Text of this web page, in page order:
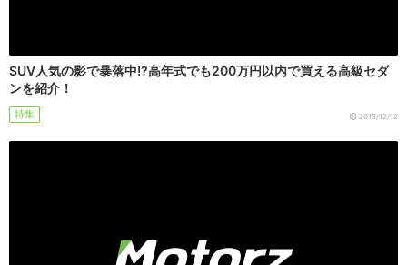
SUV人気の影で暴落中!?高年式でも200万円以内で買える高級セダ
ンを紹介！
特集 2019/12/12